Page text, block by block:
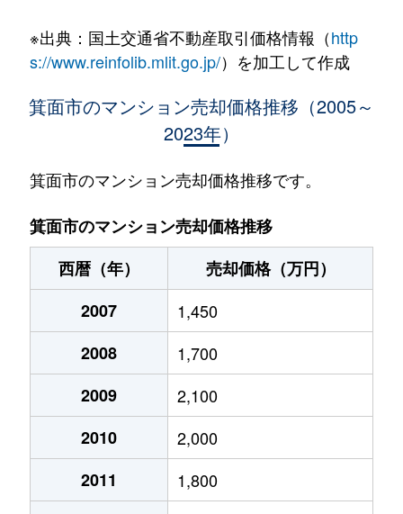
粟生間谷西
1,000万円 北千里
徒歩45分
470万円
粟生間谷西
370万円 千里中央
粟生間谷西
500万円 千里中央
粟生間谷西
1,300万円 豊川(大阪)
徒歩28分
粟生間谷西
1,300万円
粟生間谷西
320万円
2,500万円
小野原東
2,400万円
小野原東
1,800万円
※出典：国土交通省不動産取引価格情報（http
s://www.reinfolib.mlit.go.jp/）を加工して作成
箕面市のマンション売却価格推移（2005～
2023年）
箕面市のマンション売却価格推移です。
箕面市のマンション売却価格推移
西暦（年）
売却価格（万円）
2007
1,450
2008
1,700
2009
2,100
2010
2,000
2011
1,800